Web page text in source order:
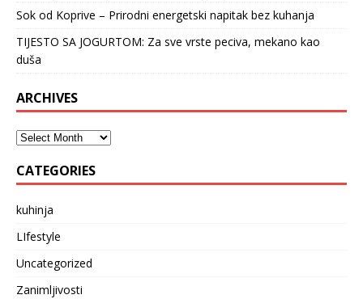
Sok od Koprive – Prirodni energetski napitak bez kuhanja
TIJESTO SA JOGURTOM: Za sve vrste peciva, mekano kao
duša
ARCHIVES
CATEGORIES
kuhinja
LIfestyle
Uncategorized
Zanimljivosti